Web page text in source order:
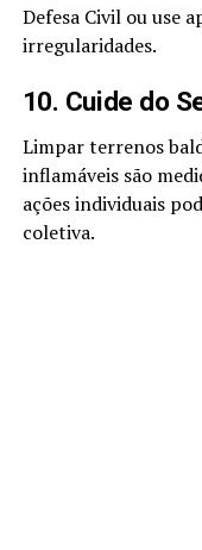
Defesa Civil ou use
irregularidades.
10. Cuide do
Limpar terrenos
inflamáveis são
ações individuais
coletiva.